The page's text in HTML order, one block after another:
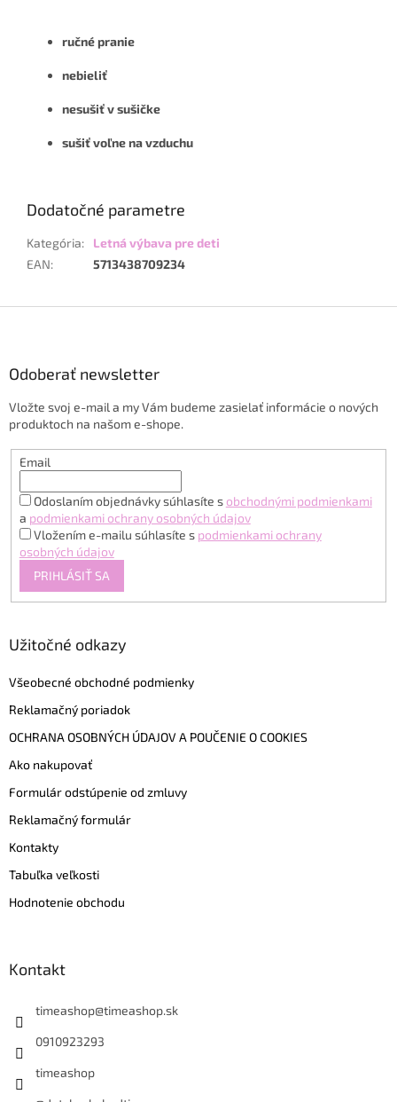
ručné pranie
nebieliť
nesušiť v sušičke
sušiť voľne na vzduchu
Dodatočné parametre
Kategória:
Letná výbava pre deti
EAN: 5713438709234
Odoberať newsletter
Vložte svoj e-mail a my Vám budeme zasielať informácie o nových
produktoch na našom e-shope.
Email
Odoslaním objednávky súhlasíte s obchodnými podmienkami
a podmienkami ochrany osobných údajov
Vložením e-mailu súhlasíte s podmienkami ochrany
osobných údajov
PRIHLÁSIŤ SA
Užitočné odkazy
Všeobecné obchodné podmienky
Reklamačný poriadok
OCHRANA OSOBNÝCH ÚDAJOV A POUČENIE O COOKIES
Ako nakupovať
Formulár odstúpenie od zmluvy
Reklamačný formulár
Kontakty
Tabuľka veľkosti
Hodnotenie obchodu
Kontakt
timeashop@timeashop.sk
0910923293
timeashop